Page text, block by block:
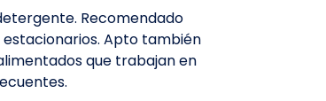
Recomendado
Apto también
que trabajan en